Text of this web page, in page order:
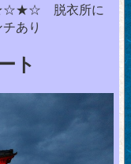
脱衣所に
あり
ト